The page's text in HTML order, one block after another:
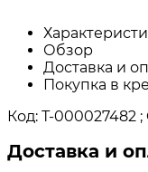
Обзор
Доставка и
Покупка в
Код: Т-000027482
Доставка и